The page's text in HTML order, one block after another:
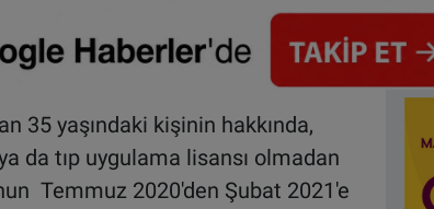
35 yaşındaki kişinin hakkında,
da tıp uygulama lisansı olmadan
Temmuz 2020'den Şubat 2021'e